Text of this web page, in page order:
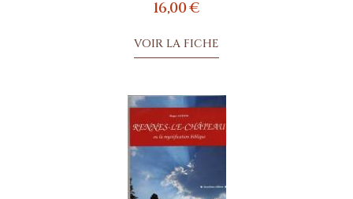
16,00 €
VOIR LA FICHE